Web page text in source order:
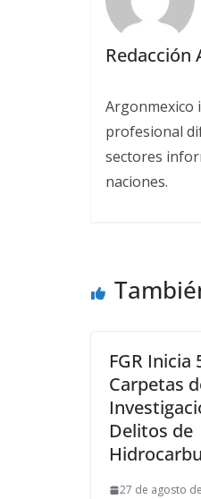
Redacción
Argonmexico
profesional
sectores
naciones.
FGR Inicia
Carpetas
Delitos de
27 de agosto